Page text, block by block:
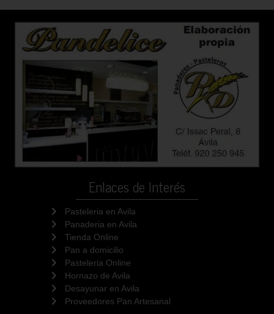
Enlaces de Interés
Pasteleria en Avila
Panaderia en Avila
Tienda Online
Pan a domicilio
Pasteleria Online
Hornazo de Avila
Desayunar en Avila
Proveedores Pan Artesanal